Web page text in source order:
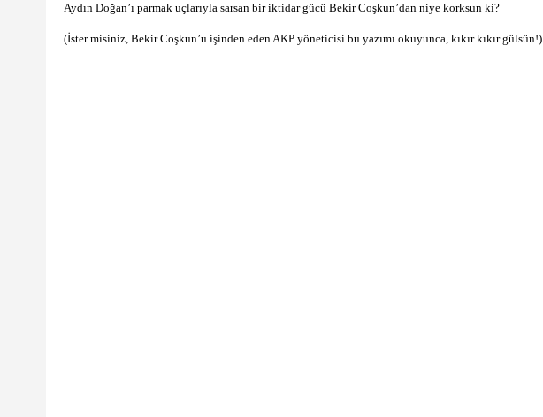
Aydın Doğan’ı parmak uçlarıyla sarsan bir iktidar gücü Bekir Coşkun’dan niye korksun ki?
(İster misiniz, Bekir Coşkun’u işinden eden AKP yöneticisi bu yazımı okuyunca, kıkır kıkır gülsün!)